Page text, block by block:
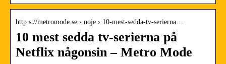
http s://metromode.se › noje › 10-mest-sedda-tv-serierna…
10 mest sedda tv-serierna på
Netflix någonsin – Metro Mode